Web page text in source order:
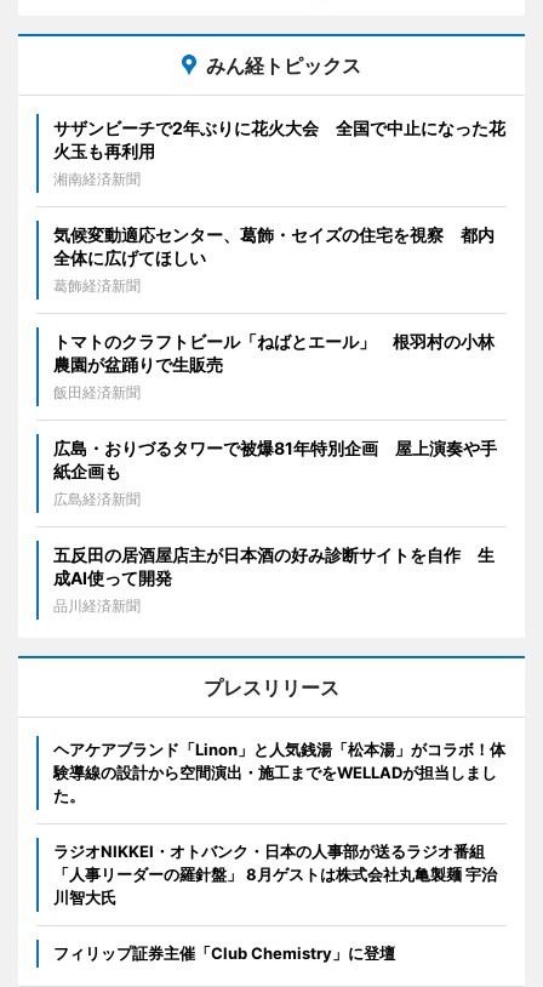
みん経トピックス
サザンビーチで2年ぶりに花火大会 全国で中止になった花
火玉も再利用
湘南経済新聞
気候変動適応センター、葛飾・セイズの住宅を視察 都内
全体に広げてほしい
葛飾経済新聞
トマトのクラフトビール「ねばとエール」 根羽村の小林
農園が盆踊りで生販売
飯田経済新聞
広島・おりづるタワーで被爆81年特別企画 屋上演奏や手
紙企画も
広島経済新聞
五反田の居酒屋店主が日本酒の好み診断サイトを自作 生
成AI使って開発
品川経済新聞
プレスリリース
ヘアケアブランド「Linon」と人気銭湯「松本湯」がコラボ！体
験導線の設計から空間演出・施工までをWELLADが担当しまし
た。
ラジオNIKKEI・オトバンク・日本の人事部が送るラジオ番組
「人事リーダーの羅針盤」 8月ゲストは株式会社丸亀製麺 宇治
川智大氏
フィリップ証券主催「Club Chemistry」に登壇